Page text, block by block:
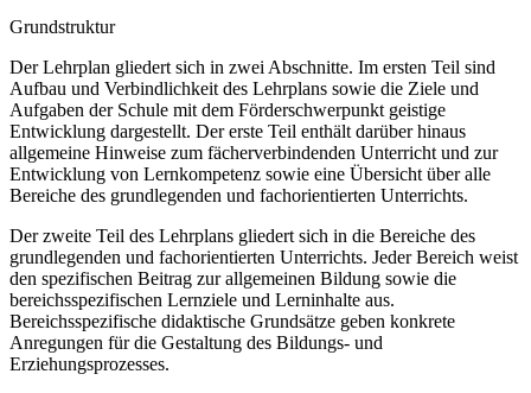
Grundstruktur
Der Lehrplan gliedert sich in zwei Abschnitte. Im ersten Teil sind
Aufbau und Verbindlichkeit des Lehrplans sowie die Ziele und
Aufgaben der Schule mit dem Förderschwerpunkt geistige
Entwicklung dargestellt. Der erste Teil enthält darüber hinaus
allgemeine Hinweise zum fächerverbindenden Unterricht und zur
Entwicklung von Lernkompetenz sowie eine Übersicht über alle
Bereiche des grundlegenden und fachorientierten Unterrichts.
Der zweite Teil des Lehrplans gliedert sich in die Bereiche des
grundlegenden und fachorientierten Unterrichts. Jeder Bereich weist
den spezifischen Beitrag zur allgemeinen Bildung sowie die
bereichsspezifischen Lernziele und Lerninhalte aus.
Bereichsspezifische didaktische Grundsätze geben konkrete
Anregungen für die Gestaltung des Bildungs- und
Erziehungsprozesses.